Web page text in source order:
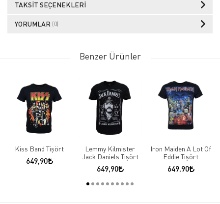
TAKSIT SEÇENEKLERI
YORUMLAR (0)
Benzer Ürünler
Kiss Band Tişört
649,90
Lemmy Kilmister
Jack Daniels Tişört
649,90
Iron Maiden A Lot Of
Eddie Tişört
649,90